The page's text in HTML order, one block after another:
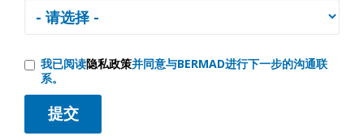
我已阅读隐私政策并同意与BERMAD进行下一步的沟通联
系。